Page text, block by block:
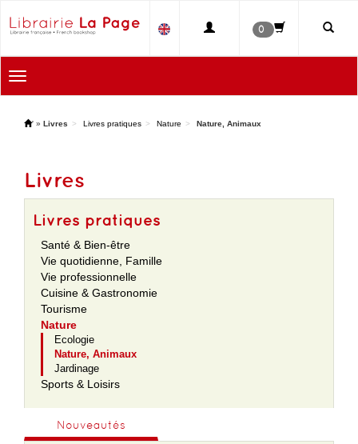
0
Toggle
navigation
' » Livres Livres pratiques Nature Nature, Animaux
Livres
Livres pratiques
Santé & Bien-être
Vie quotidienne, Famille
Vie professionnelle
Cuisine & Gastronomie
Tourisme
Nature
Ecologie
Nature, Animaux
Jardinage
Sports & Loisirs
Nouveautés